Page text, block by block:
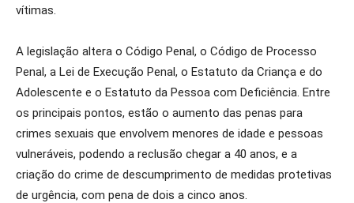
vítimas.
A legislação altera o Código Penal, o Código de Processo
Penal, a Lei de Execução Penal, o Estatuto da Criança e do
Adolescente e o Estatuto da Pessoa com Deficiência. Entre
os principais pontos, estão o aumento das penas para
crimes sexuais que envolvem menores de idade e pessoas
vulneráveis, podendo a reclusão chegar a 40 anos, e a
criação do crime de descumprimento de medidas protetivas
de urgência, com pena de dois a cinco anos.